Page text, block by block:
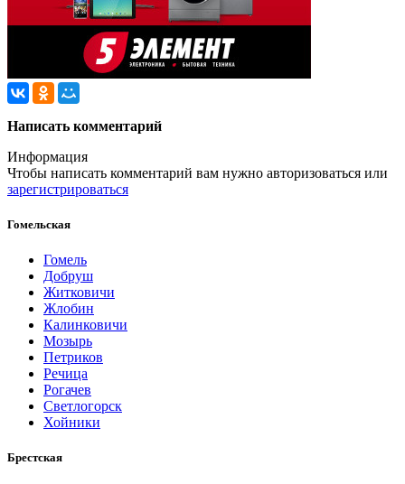
Написать комментарий
Информация
Чтобы написать комментарий вам нужно авторизоваться или
зарегистрироваться
Гомельская
Гомель
Добруш
Житковичи
Жлобин
Калинковичи
Мозырь
Петриков
Речица
Рогачев
Светлогорск
Хойники
Брестская